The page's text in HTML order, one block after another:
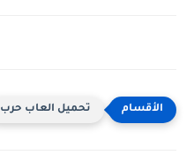
تحميل العاب حرب